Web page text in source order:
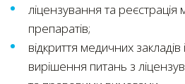
ліцензування та реєстрація
препаратів;
відкриття медичних закладів
вирішення питань з